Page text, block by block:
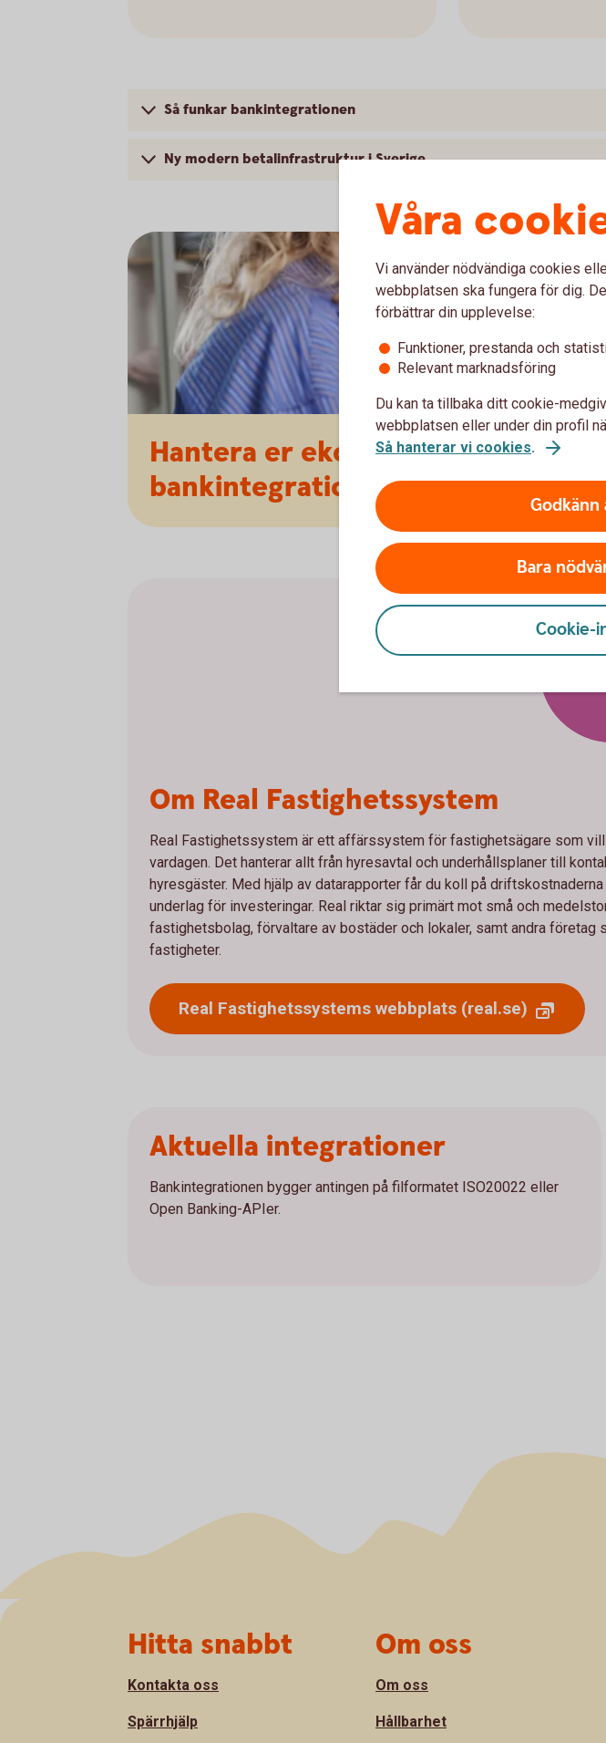
Så funkar bankintegrationen
Ny modern betalinfrastruktur i Sverige
Hantera er ekonomi på ettenkelt,
bankintegration.
Om Real Fastighetssystem
Real Fastighetssystem är ett affärssystem för fastighetsägare som
vardagen. Det hanterar allt från hyresavtal och underhållsplaner till
hyresgäster. Med hjälp av datarapporter får du koll på
underlag för investeringar. Real riktar sig primärt mot små och
fastighetsbolag, förvaltare av bostäder och lokaler, samt andra företag
fastigheter.
Real Fastighetssystems webbplats (real.se)
Aktuella integrationer
Bankintegrationen bygger antingen på filformatet ISO20022 eller
Open Banking-APIer.
Våra
Vi använder nödvändiga cookies
webbplatsen ska fungera för dig.
förbättrar din upplevelse:
Funktioner, prestanda och
Relevant marknadsföring
Du kan ta tillbaka ditt cookie-
webbplatsen eller under din profil
Så hanterar vi cookies.
Godkänn
Bara
Cookie-
Hitta snabbt
Kontakta oss
Spärrhjälp
Om oss
Om oss
Hållbarhet